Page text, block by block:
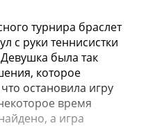
турнира браслет
с руки теннисистки
была так
которое
остановила игру
время
а игра